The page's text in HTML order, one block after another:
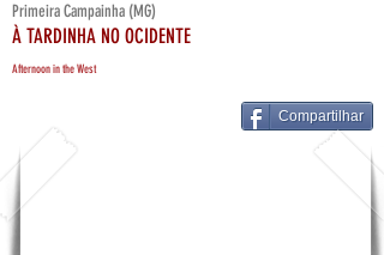
Primeira Campainha (MG)
À TARDINHA NO OCIDENTE
Afternoon in the West
Compartilhar